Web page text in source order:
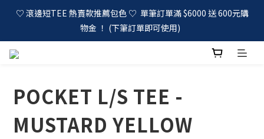
♡ 滾邊短TEE 熱賣款推薦包色 ♡  單筆訂單滿 $6000 送 600元購
物金 ！ (下筆訂單即可使用)
POCKET L/S TEE -
MUSTARD YELLOW